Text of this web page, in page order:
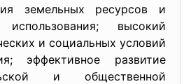
земельных ресурсов и
высокий
и социальных условий
эффективное развитие
и общественной